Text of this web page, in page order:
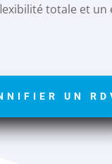
totale et un
UN